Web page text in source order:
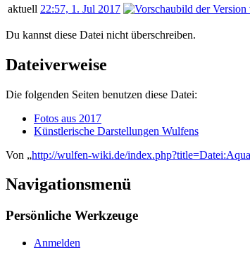
aktuell 22:57, 1. Jul 2017
Du kannst diese Datei nicht überschreiben.
Dateiverweise
Die folgenden Seiten benutzen diese Datei:
Fotos aus 2017
Künstlerische Darstellungen Wulfens
Von „http://wulfen-wiki.de/
Navigationsmenü
Persönliche Werkzeuge
Anmelden